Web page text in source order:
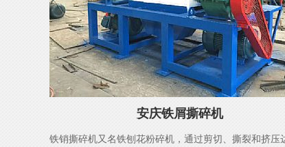
安庆铁屑撕碎机
铁销撕碎机又名铁刨花粉碎机，通过剪切、撕裂和挤压